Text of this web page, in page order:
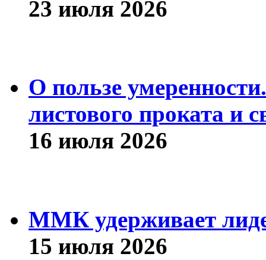
23 июля 2026
О пользе
листового проката и
16 июля 2026
ММК удерживает
15 июля 2026